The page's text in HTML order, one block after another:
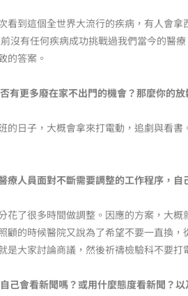
看到這個全世界大流行的疾病，有人會
沒有任何疾病成功挑戰過我們當今的醫
的答案。
有更多廢在家不出門的機會？那麼你的
日子，大概會拿來打電動，追劇與看
人員面對不斷需要調整的工作程序，自
了很多時間做調整。因應的方案，大
的時候醫院又說為了希望不要一直換
大家討論商議，然後祈禱檢驗科不要打
己會看新聞嗎？或用什麼態度看新聞？